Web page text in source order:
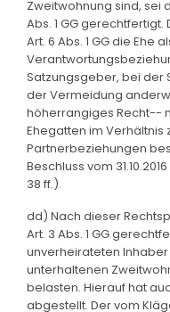
Zweitwohnung sind, sei
Abs. 1 GG
Art. 6 Abs. 1 GG die Ehe
Satzungsgeber, bei
der Vermeidung
höherrangiges Recht--
Ehegatten im Verhältnis
Partnerbeziehungen
Beschluss vom 31.10.2016
38 ff.).
dd) Nach dieser
Art. 3 Abs. 1 GG
unverheirateten
unterhaltenen
belasten. Hierauf hat
abgestellt. Der vom